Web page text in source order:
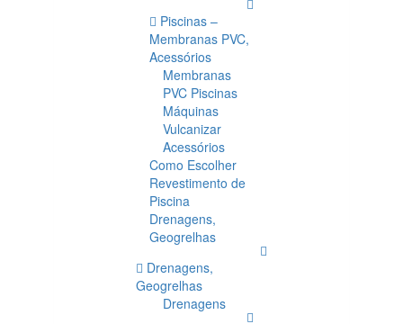
Piscinas –
Membranas PVC,
Acessórios
Membranas
PVC Piscinas
Máquinas
Vulcanizar
Acessórios
Como Escolher
Revestimento de
Piscina
Drenagens,
Geogrelhas
Drenagens,
Geogrelhas
Drenagens